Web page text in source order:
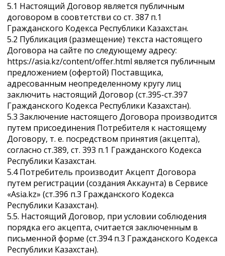
5.1 Настоящий Договор является публичным
договором в соовтетстви со ст. 387 п.1
Гражданского Кодекса Республики Казахстан.
5.2 Публикация (размещение) текста настоящего
Договора на сайте по следующему адресу:
https://asia.kz/content/offer.html является публичным
предложением (офертой) Поставщика,
адресованным неопределенному кругу лиц
заключить настоящий Договор (ст.395-ст.397
Гражданского Кодекса Республики Казахстан).
5.3 Заключение настоящего Договора производится
путем присоединения Потребителя к настоящему
Договору, т. е. посредством принятия (акцепта),
согласно ст.389, ст. 393 п.1 Гражданского Кодекса
Республики Казахстан.
5.4 Потребитель производит Акцепт Договора
путем регистрации (создания Аккаунта) в Сервисе
«Asia.kz» (ст.396 п.3 Гражданского Кодекса
Республики Казахстан).
5.5. Настоящий Договор, при условии соблюдения
порядка его акцепта, считается заключенным в
письменной форме (ст.394 п.3 Гражданского Кодекса
Республики Казахстан).